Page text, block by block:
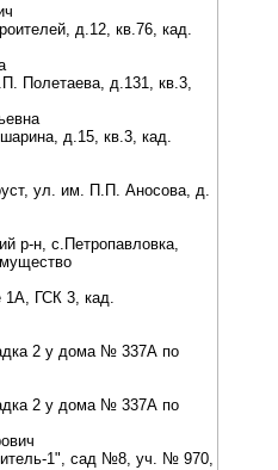
д.12, кв.76, кад.
Полетаева, д.131, кв.3,
д.15, кв.3, кад.
ул. им. П.П. Аносова, д.
р-н, с.Петропавловка,
ГСК 3, кад.
2 у дома № 337А по
2 у дома № 337А по
1", сад №8, уч. № 970,